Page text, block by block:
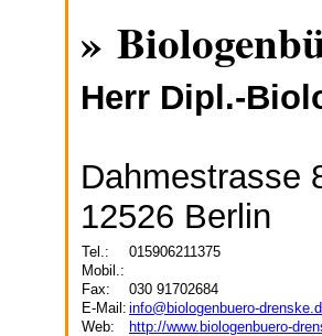
»
Herr Dipl.-
Dahmestrasse
12526 Berlin
Tel.:
015906211375
Mobil.:
Fax:
030 91702684
E-Mail: info@biologenbuero-
Web:
http://www.biologenbuero-